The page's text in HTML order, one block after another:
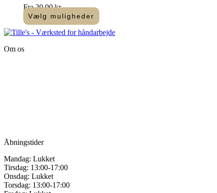
vælges
på
varesiden
Fra20,00kr.
Vælg muligheder
Dette
vare
flere
Om os
Åbningstider
Mandag: Lukket
Tirsdag: 13:00-17:00
Onsdag: Lukket
Torsdag: 13:00-17:00